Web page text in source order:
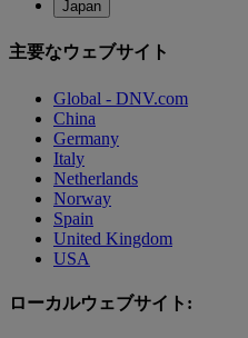
Japan
主要なウェブサイト
Global - DNV.com
China
Germany
Italy
Netherlands
Norway
Spain
United Kingdom
USA
ローカルウェブサイト: